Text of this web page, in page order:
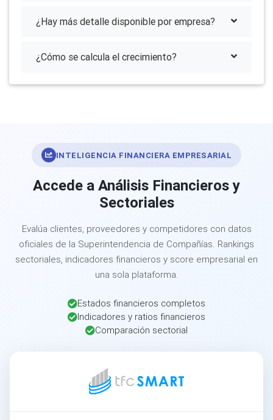
¿Hay más detalle disponible por empresa?
¿Cómo se calcula el crecimiento?
INTELIGENCIA FINANCIERA EMPRESARIAL
Accede a Análisis Financieros y
Sectoriales
Evalúa clientes, proveedores y competidores con datos
oficiales de la Superintendencia de Compañías. Rankings
sectoriales, indicadores financieros y score empresarial en
una sola plataforma.
Estados financieros completos
Indicadores y ratios financieros
Comparación sectorial